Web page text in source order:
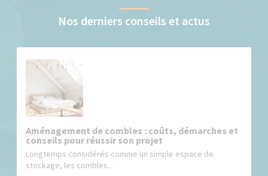
Nos derniers conseils et actus
Aménagement de combles : coûts, démarches et
conseils pour réussir son projet
Longtemps considérés comme un simple espace de
stockage, les combles...